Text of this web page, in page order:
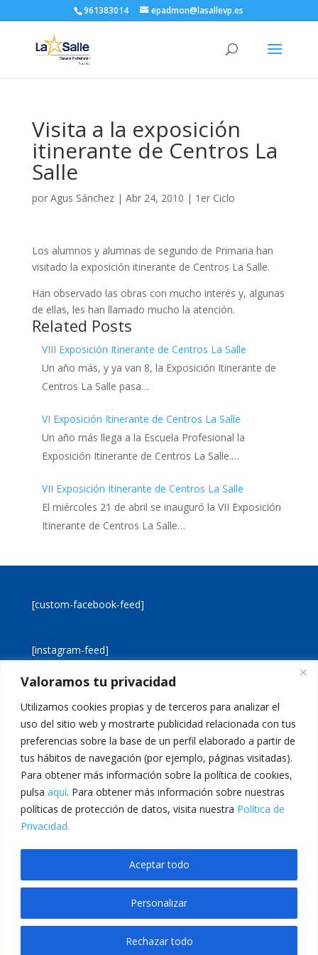
Valoramos tu privacidad
Utilizamos cookies propias y de terceros para analizar el
uso del sitio web y mostrarte publicidad relacionada con tus
preferencias sobre la base de un perfil elaborado a partir de
tus hábitos de navegación (por ejemplo, páginas visitadas).
Para obtener más información sobre la política de cookies,
pulsa aquí. Para obtener más información sobre nuestras
políticas de protección de datos, visita nuestra Política de
Privacidad.
Personalizar
Rechazar todo
Aceptar todo
961383014 epadmon@lasallevp.es
Visita a la exposición
itinerante de Centros La
Salle
por Agus Sánchez| Abr 24, 2010 | 1er Ciclo
Los alumnos y alumnas de segundo de Primaria han
visitado la exposición itinerante de Centros La Salle.
Han observado las obras con mucho interés y, algunas
de ellas, les han llamado mucho la atención.
Related Posts
VIII Exposición Itinerante de Centros La Salle
Un año más, y ya van 8, la Exposición Itinerante de
Centros La Salle pasa…
VI Exposición Itinerante de Centros La Salle
Un año más llega a la Escuela Profesional la
Exposición Itinerante de Centros La Salle.…
VII Exposición Itinerante de Centros La Salle
El miércoles 21 de abril se inauguró la VII Exposición
Itinerante de Centros La Salle…
[custom-facebook-feed]
[instagram-feed]
Aviso legal
Política de cookies
Calle San Martín, 56 · 46980 · Paterna · Valencia Telf:
grandpashabetgrandpashabet